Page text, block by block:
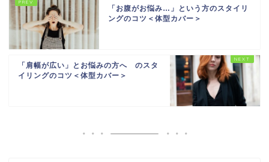
「お腹がお悩み…」という方のスタイリ
ングのコツ＜体型カバー＞
「肩幅が広い」とお悩みの方へ のスタ
イリングのコツ＜体型カバー＞